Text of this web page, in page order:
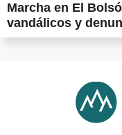
Marcha en El
vandálicos y